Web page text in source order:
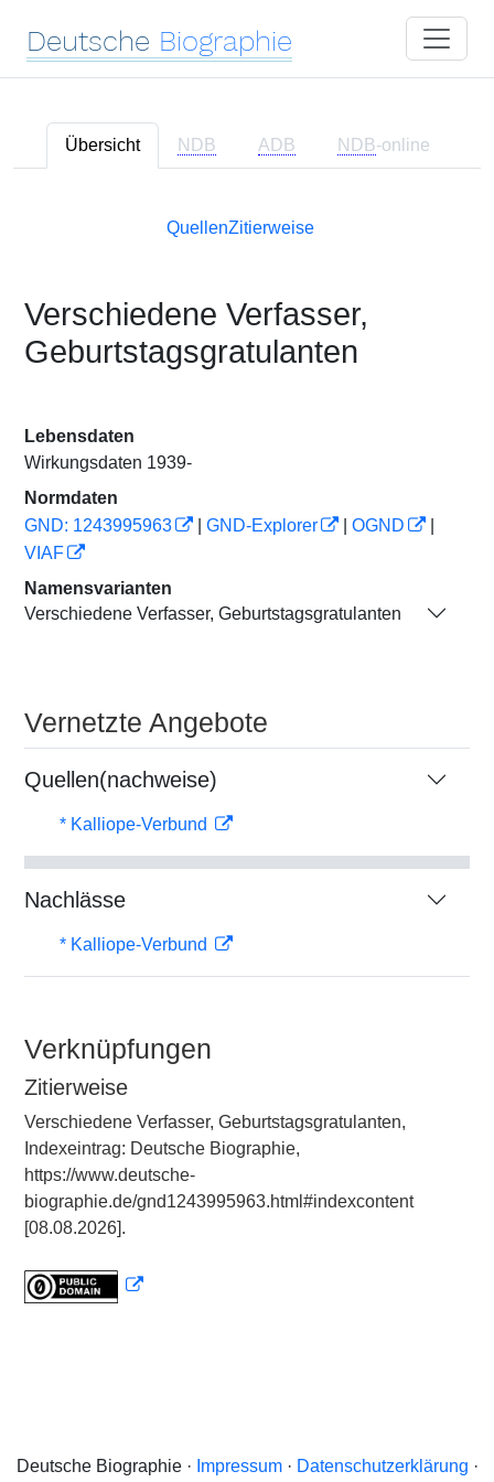
Deutsche Biographie
Übersicht NDB ADB NDB-online
QuellenZitierweise
Verschiedene Verfasser,
Geburtstagsgratulanten
Lebensdaten
Wirkungsdaten 1939-
Normdaten
GND: 1243995963
GND-Explorer OGND
VIAF
Namensvarianten
Verschiedene Verfasser, Geburtstagsgratulanten
Vernetzte Angebote
Quellen(nachweise)
* Kalliope-Verbund
Nachlässe
* Kalliope-Verbund
Verknüpfungen
Zitierweise
Verschiedene Verfasser, Geburtstagsgratulanten,
Indexeintrag: Deutsche Biographie,
https://www.deutsche-
biographie.de/gnd1243995963.html#indexcontent
[08.08.2026].
Deutsche Biographie · Impressum· Datenschutzerklärung ·